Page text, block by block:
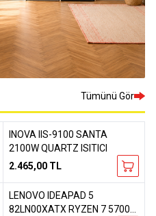
Tümünü Gör
Yeni
Favorilere Ekle
INOVA IIS-9100 SANTA
2100W QUARTZ ISITICI
2.465,00TL
Yeni
Favorilere Ekle
LENOVO IDEAPAD 5
82LN00XATX RYZEN 7 5700U